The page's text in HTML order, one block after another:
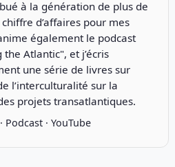
à la génération de plus de
d’affaires pour mes
également le podcast
the Atlantic", et j’écris
une série de livres sur
l’interculturalité sur la
projets transatlantiques.
· Podcast· YouTube